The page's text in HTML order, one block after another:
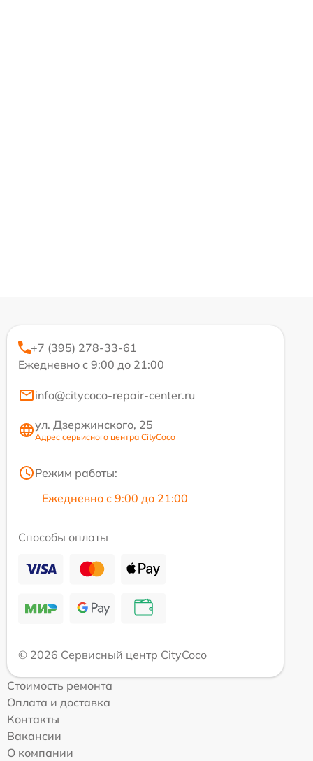
+7 (395) 278-33-61
Ежедневно с 9:00 до 21:00
info@citycoco-repair-center.ru
ул. Дзержинского, 25
Адрес сервисного центра CityCoco
Режим работы:
Ежедневно с 9:00 до 21:00
Способы оплаты
© 2026 Сервисный центр CityCoco
Стоимость ремонта
Оплата и доставка
Контакты
Вакансии
О компании